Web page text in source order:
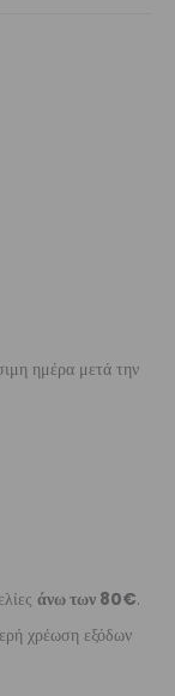
ημέρα μετά την
άνω των 80€.
χρέωση εξόδων